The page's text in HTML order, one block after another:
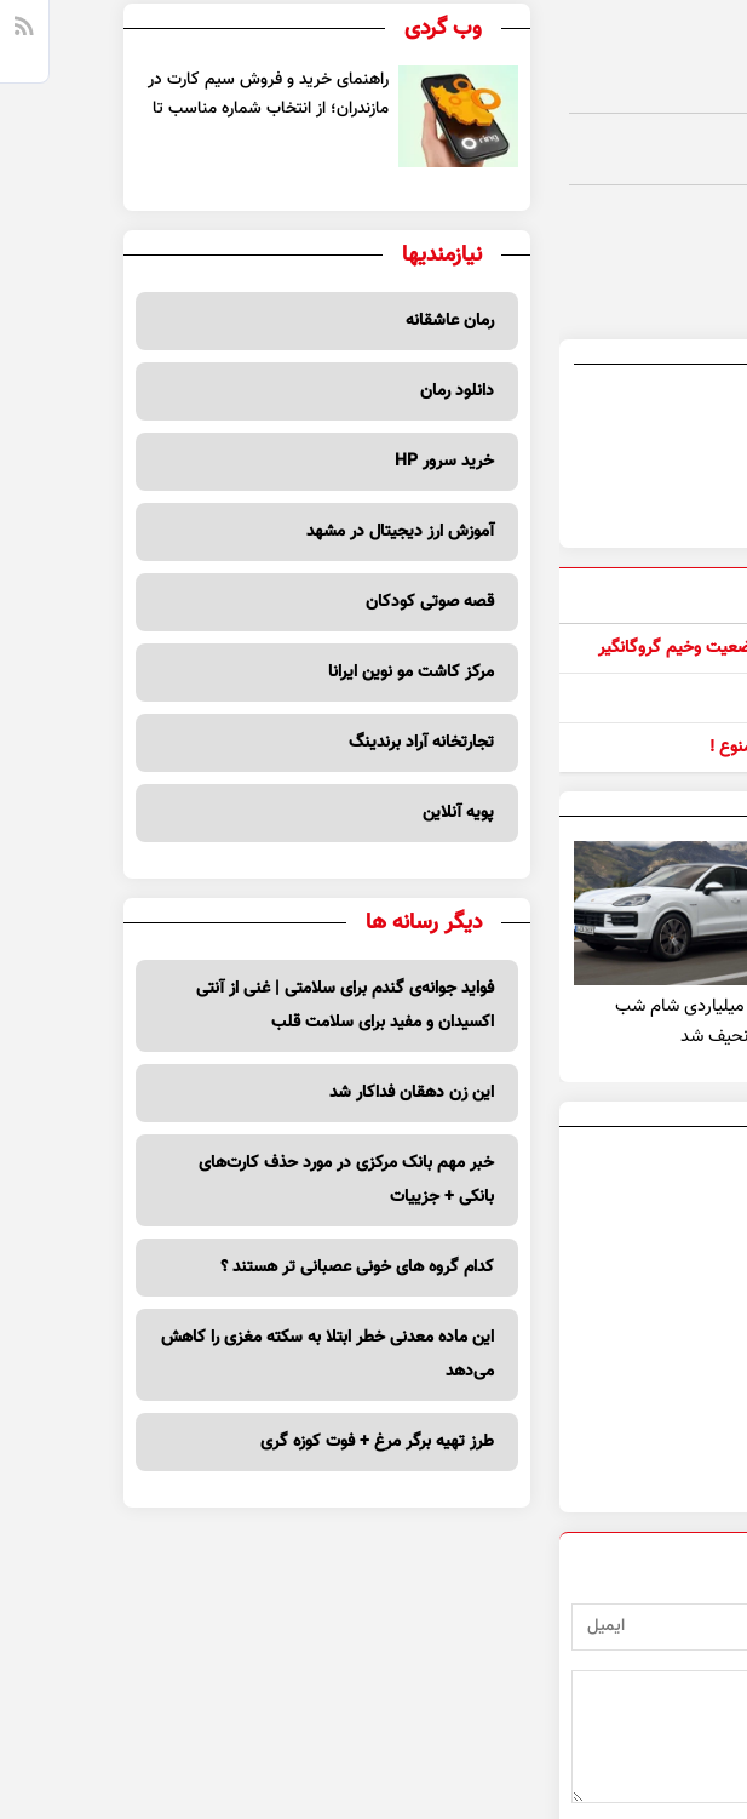
وخیم گروگانگیر
!
شام شب
شد
وب گردی
راهنمای خرید و فروش سیم کارت در
مازندران؛ از انتخاب شماره مناسب تا
نیازمندیها
رمان عاشقانه
دانلود رمان
خرید سرور HP
آموزش ارز دیجیتال در مشهد
قصه صوتی کودکان
مرکز کاشت مو نوین ایرانا
تجارتخانه آراد برندینگ
پویه آنلاین
دیگر رسانه ها
فواید جوانه‌ی گندم برای سلامتی | غنی از آنتی
اکسیدان و مفید برای سلامت قلب
این زن دهقان فداکار شد
خبر مهم بانک مرکزی در مورد حذف کارت‌های
بانکی + جزییات
کدام گروه های خونی عصبانی تر هستند ؟
این ماده معدنی خطر ابتلا به سکته مغزی را کاهش
می‌دهد
طرز تهیه برگر مرغ + فوت کوزه گری